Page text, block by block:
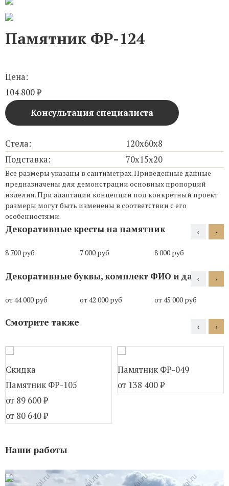
Памятник ФР-124
Цена:
104 800₽
Консультация специалиста
Стела:
120х60х8
Подставка:
70х15х20
Все размеры указаны в сантиметрах. Приведенные данные
предназначены для демонстрации основных пропорций
изделия. При адаптации концепции под конкретный проект
размеры могут быть изменены в соответствии с его
особенностями.
Декоративные кресты на памятник
8 700 руб 7 000 руб 8 000 руб
‹ ›
Декоративные буквы, комплект ФИО и даты
от 44 000 руб от 42 000 руб от 45 000 руб
‹ ›
Смотрите также
Скидка
Памятник ФР-105
от 89 600₽
от 80 640₽
Памятник ФР-049
от 138 400₽
‹ ›
Наши работы